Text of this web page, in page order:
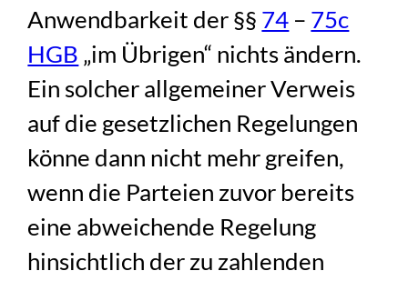
Anwendbarkeit der §§ 74 – 75c
HGB „im Übrigen“ nichts ändern.
Ein solcher allgemeiner Verweis
auf die gesetzlichen Regelungen
könne dann nicht mehr greifen,
wenn die Parteien zuvor bereits
eine abweichende Regelung
hinsichtlich der zu zahlenden